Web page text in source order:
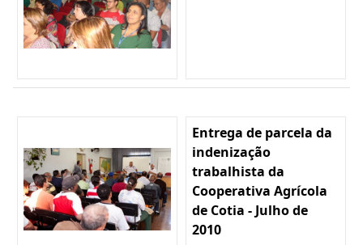
Entrega de parcela da
indenização
trabalhista da
Cooperativa Agrícola
de Cotia - Julho de
2010